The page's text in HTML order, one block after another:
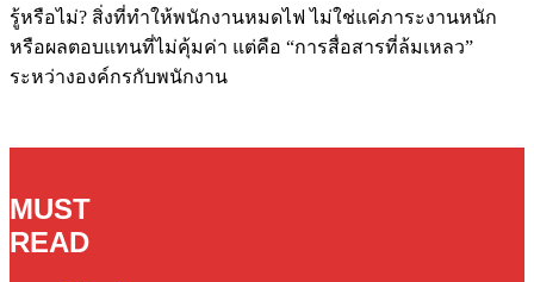
รู้หรือไม่? สิ่งที่ทำให้พนักงานหมดไฟ ไม่ใช่แค่ภาระงานหนัก
หรือผลตอบแทนที่ไม่คุ้มค่า แต่คือ “การสื่อสารที่ล้มเหลว”
ระหว่างองค์กรกับพนักงาน
MUST
READ